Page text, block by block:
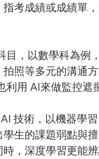
考成績或成績單
，以數學科為例
照等多元的溝通
用 AI來做監控遮
技術，以機器學
生的課題弱點與
，深度學習更能